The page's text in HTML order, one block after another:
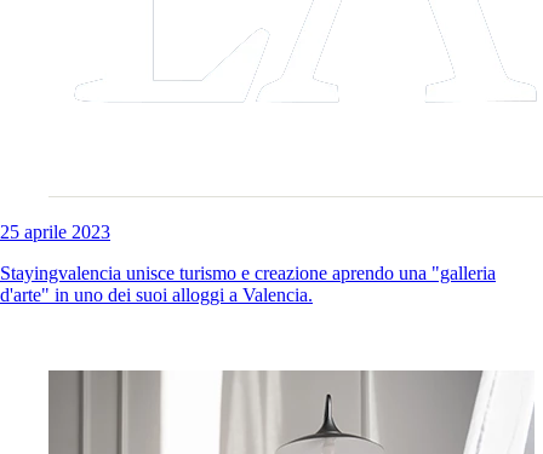
25 aprile 2023
Stayingvalencia unisce turismo e creazione aprendo una "galleria
d'arte" in uno dei suoi alloggi a Valencia.